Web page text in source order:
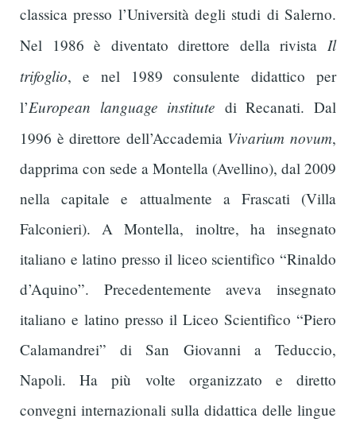
classica presso l’Università degli studi di Salerno.
Nel 1986 è diventato direttore della rivista Il
trifoglio, e nel 1989 consulente didattico per
l’European language institute di Recanati. Dal
1996 è direttore dell’Accademia Vivarium novum,
dapprima con sede a Montella (Avellino), dal 2009
nella capitale e attualmente a Frascati (Villa
Falconieri). A Montella, inoltre, ha insegnato
italiano e latino presso il liceo scientifico “Rinaldo
d’Aquino”. Precedentemente aveva insegnato
italiano e latino presso il Liceo Scientifico “Piero
Calamandrei” di San Giovanni a Teduccio,
Napoli. Ha più volte organizzato e diretto
convegni internazionali sulla didattica delle lingue